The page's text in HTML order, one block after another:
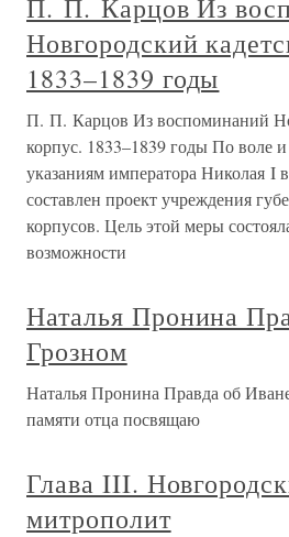
П. П. Карцов Из
Новгородский
1833–1839 годы
П. П. Карцов Из воспоминаний
корпус. 1833–1839 годы По воле
указаниям императора Николая I
составлен проект учреждения
корпусов. Цель этой меры
возможности
Наталья Пронина
Грозном
Наталья Пронина Правда об
памяти отца посвящаю
Глава III.
митрополит